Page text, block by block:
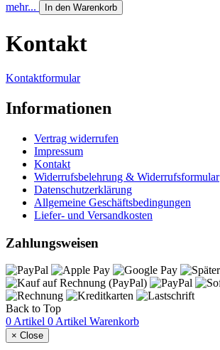
mehr... In den Warenkorb
Kontakt
Kontaktformular
Informationen
Vertrag widerrufen
Impressum
Kontakt
Widerrufsbelehrung & Widerrufsformular
Datenschutzerklärung
Allgemeine Geschäftsbedingungen
Liefer- und Versandkosten
Zahlungsweisen
Back to Top
0 Artikel 0 Artikel Warenkorb
× Close